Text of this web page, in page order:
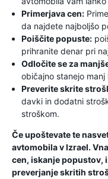
Primerjava cen:
da najdete najboljšo
Poiščite popuste:
prihranite denar pri
Odločite se za
običajno stanejo
Preverite skrite
davki in dodatni
stroškom.
Če upoštevate te
avtomobila v Izrael.
cen, iskanje popustov,
preverjanje skritih